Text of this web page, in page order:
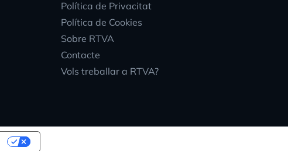
Política de Privacitat
Política de Cookies
Sobre RTVA
Contacte
Vols treballar a RTVA?